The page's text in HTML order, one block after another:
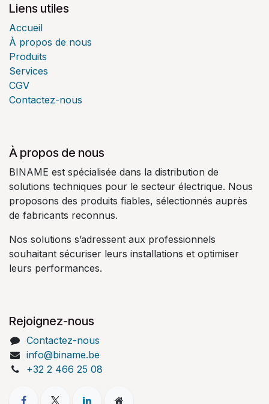
Liens utiles
Accueil
À propos de nous
Produits
Services
CGV
Contactez-nous
À propos de nous
BINAME est spécialisée dans la distribution de
solutions techniques pour le secteur électrique. Nous
proposons des produits fiables, sélectionnés auprès
de fabricants reconnus.
Nos solutions s’adressent aux professionnels
souhaitant sécuriser leurs installations et optimiser
leurs performances.
Rejoignez-nous
Contactez-nous
info@biname.be
+32 2 466 25 08